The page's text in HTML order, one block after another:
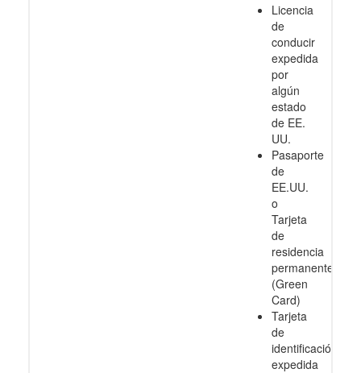
Licencia
de
conducir
expedida
por
algún
estado
de EE.
UU.
Pasaporte
de
EE.UU.
o
Tarjeta
de
residencia
permanente
(Green
Card)
Tarjeta
de
identificación
expedida